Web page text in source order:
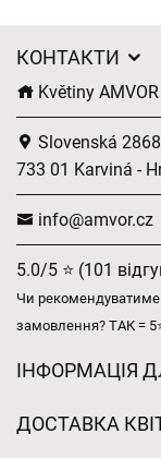
КОНТАКТИ
Květiny
Slovenská
733 01 Karviná -
info@amvor.cz
5.0/5 ⭐ (101
Чи рекомендуватиме
замовлення? ТАК =
ІНФОРМАЦІЯ
Захист
ДОСТАВКА